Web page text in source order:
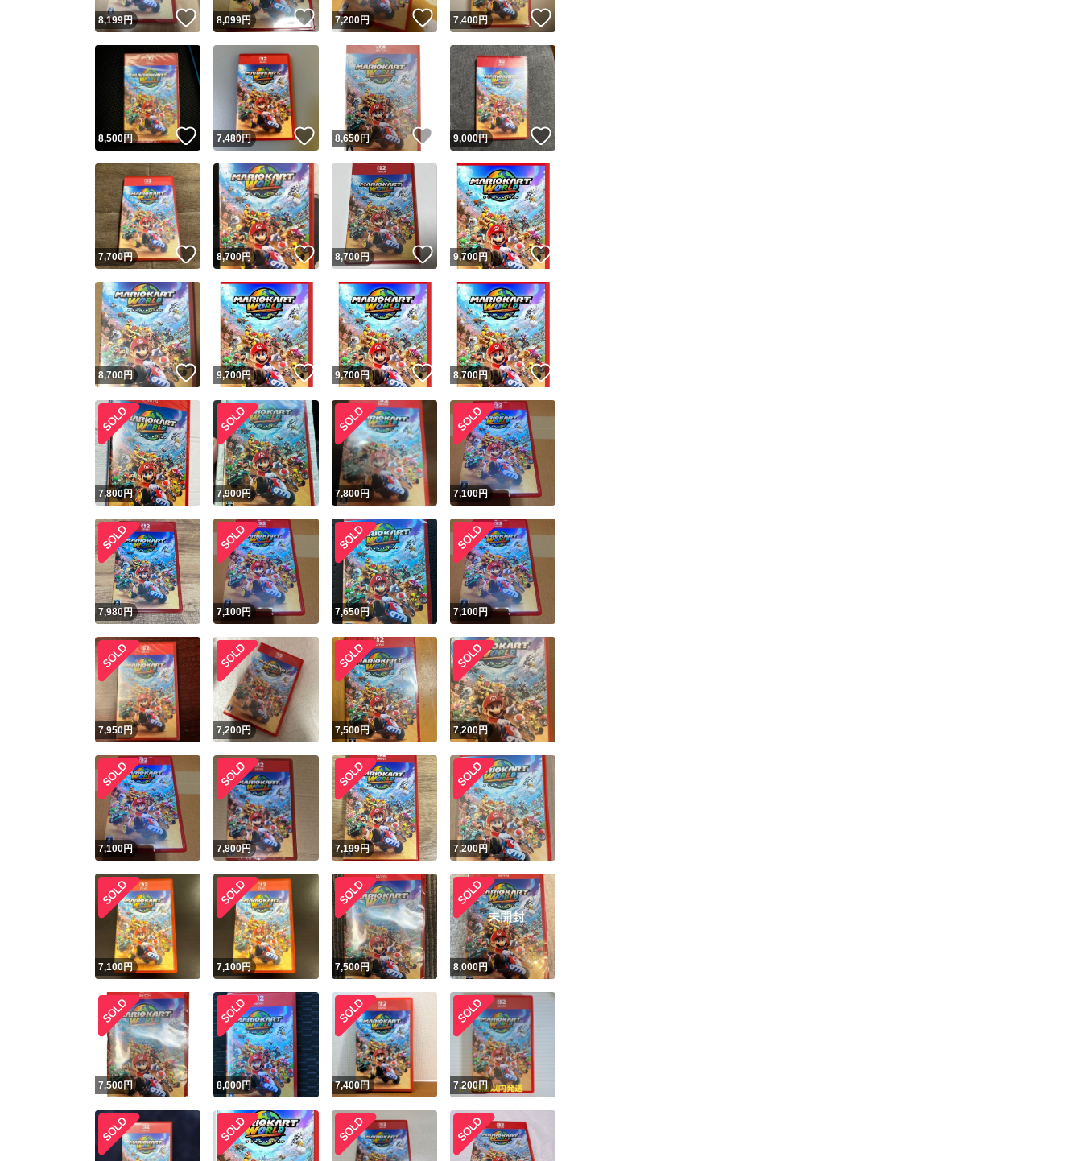
取引実績
取引実績◯+ このユーザーはYahoo!フリマの取引を完了させた実績があります
他フリマ実績◯+ このユーザーは他フリマサービスでの取引実績があります
スピード&安心発送
※このバッジは実績に基づく表示であり、発送を保証しているものではありません
スピード＆安心発送
このユーザーは高頻度で24時間以内＆設定した発送日数内に発送してい
ます
スピード発送 このユーザーは高頻度で24時間以内に発送しています
安心発送 このユーザーは設定した発送日数内に発送しています
商品画像の 無断転載は禁止されています
コピーは1商品につき1回です
出品ページへ
キャンセル
8,199円 いいね！
8,099円 いいね！
7,200円 いいね！
7,400円 いいね！
8,500円 いいね！
7,480円 いいね！
8,650円 いいね！
9,000円 いいね！
7,700円 いいね！
8,700円 いいね！
8,700円 いいね！
9,700円
8,700円 いいね！
9,700円 いいね！
9,700円 いいね！
8,700円
7,800円 7,900円 7,800円 7,100円
7,980円 7,100円 7,650円 7,100円
7,950円 7,200円 7,500円 7,200円
7,100円 7,800円 7,199円 7,200円
7,100円 7,100円 7,500円 8,000円
7,500円 8,000円 7,400円 7,200円